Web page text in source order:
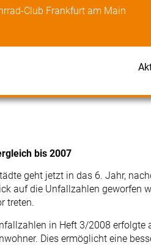
Club Frankfurt am Main
bis 2007
geht jetzt in das 6. Jahr,
auf die Unfallzahlen geworfen
treten.
in Heft 3/2008 erfolgte
Dies ermöglicht eine